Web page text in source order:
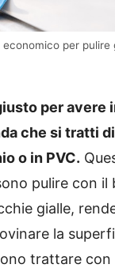
per pulire
per avere
che si tratti
o in PVC.
pulire con il
gialle,
la
trattare con